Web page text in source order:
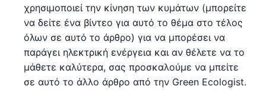
χρησιμοποιεί την κίνηση των κυμάτων (μπορείτε
να δείτε ένα βίντεο για αυτό το θέμα στο τέλος
όλων σε αυτό το άρθρο) για να μπορέσει να
παράγει ηλεκτρική ενέργεια και αν θέλετε να το
μάθετε καλύτερα, σας προσκαλούμε να μπείτε
σε αυτό το άλλο άρθρο από την Green Ecologist.